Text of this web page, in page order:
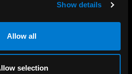
Show details
Allow all
selection
NOUS